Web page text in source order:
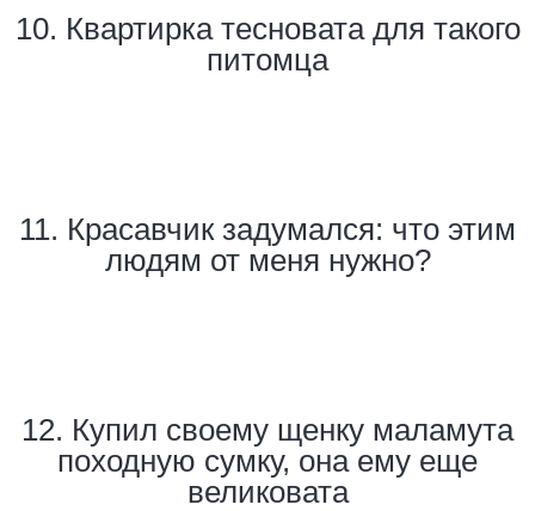
10. Квартирка тесновата для такого
питомца
11. Красавчик задумался: что этим
людям от меня нужно?
12. Купил своему щенку маламута
походную сумку, она ему еще
великовата